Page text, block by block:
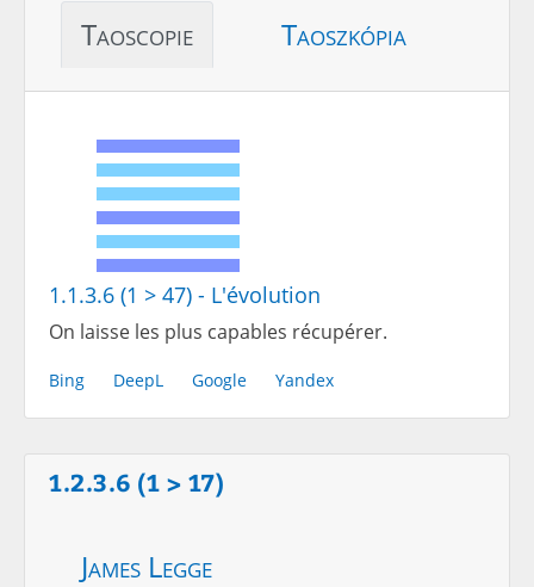
Taoscopie Taoszkópia
1.1.3.6 (1 > 47) - L'évolution
On laisse les plus capables récupérer.
Bing DeepL Google Yandex
1.2.3.6 (1 > 17)
James Legge